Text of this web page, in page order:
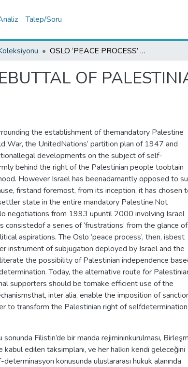
Talep/Soru
OSLO ‘PEACE PROCESS’ AS A REBUTTAL OF PALESTINIAN SELF-DETERMINATION
OF
the establishment of themandatory Palestine
War, the UnitedNations’ partition plan of 1947 and
developments on the subject of self-
behind the right of the Palestinian people toobtain
However Israel has beenadamantly opposed to
firstand foremost, from its inception, it has chosen
state in the entire mandatory Palestine.Not
negotiations from 1993 upuntil 2000 involving Israel
consistedof a series of ‘frustrations’ from the glance of
aspirations. The Oslo ‘peace process’, then, isbest
instrument of subjugation deployed by Israel and the
the possibility of Palestinian independence
Today, the alternative route for
supporters should be tomake efficient use of the
inter alia, enable the imposition of
to transform the Palestinian right of selfdetermination
sonunda Filistin’de bir manda rejimininkurulması,
edilen taksimplanı, ve her halkın kendi geleceğini
konusunda uluslararası hukuk alanında